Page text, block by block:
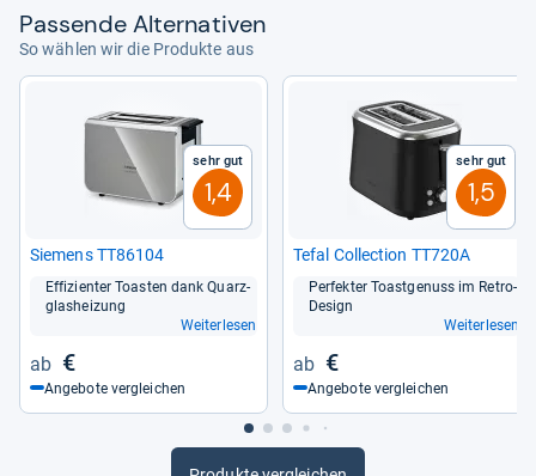
Pas­sende Alter­na­ti­ven
So wählen wir die Produkte aus
Sehr gut
1,4
Sie­mens TT86104
Effi­zi­en­ter Toas­ten dank Quarz­
glas­hei­zung
Weiterlesen
€
Angebote vergleichen
Sehr gut
1,5
Tefal Col­lec­tion TT720A
Per­fek­ter Toast­ge­nuss im Retro-​
Design
Weiterlesen
€
Angebote vergleichen